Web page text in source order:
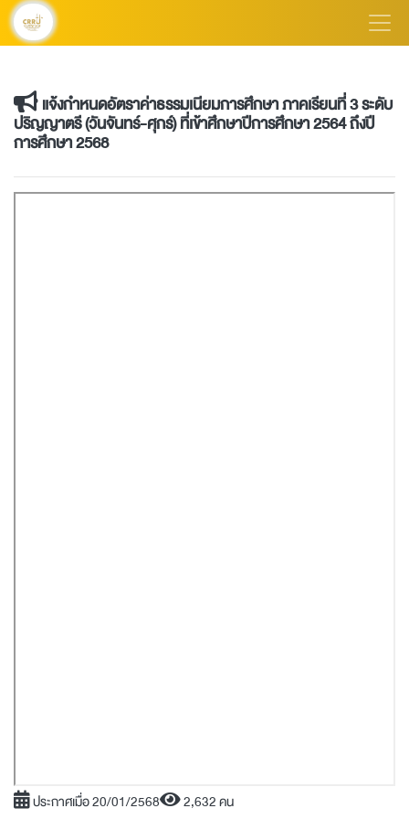
แจ้งกำหนดอัตราค่าธรรมเนียมการศึกษา ภาคเรียนที่ 3 ระดับ
ปริญญาตรี (วันจันทร์-ศุกร์) ที่เข้าศึกษาปีการศึกษา 2564 ถึงปี
การศึกษา 2568
ประกาศเมื่อ 20/01/2568 2,632 คน